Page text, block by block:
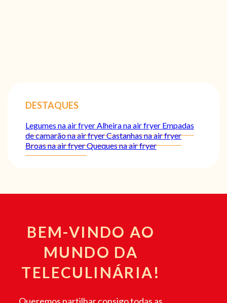
DESTAQUES
Legumes na air fryer Alheira na air fryer Empadas
de camarão na air fryerCastanhas na air fryer
Broas na air fryerQueques na air fryer
BEM-VINDO AO
MUNDO DA
TELECULINÁRIA!